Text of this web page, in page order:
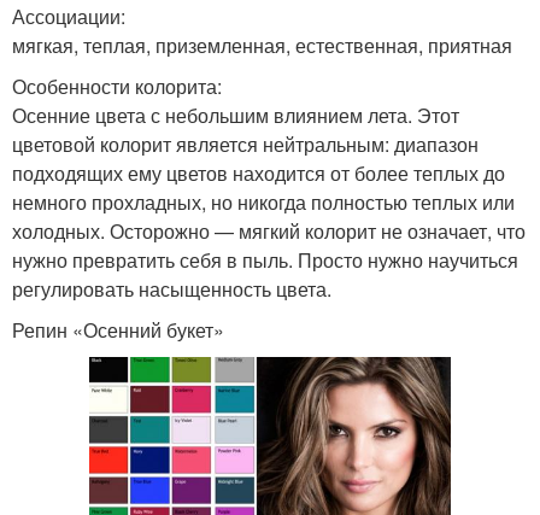
Ассоциации:
мягкая, теплая, приземленная, естественная, приятная
Особенности колорита:
Осенние цвета с небольшим влиянием лета. Этот
цветовой колорит является нейтральным: диапазон
подходящих ему цветов находится от более теплых до
немного прохладных, но никогда полностью теплых или
холодных. Осторожно — мягкий колорит не означает, что
нужно превратить себя в пыль. Просто нужно научиться
регулировать насыщенность цвета.
Репин «Осенний букет»